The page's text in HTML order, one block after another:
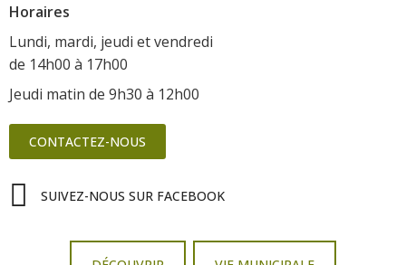
Horaires
Lundi, mardi, jeudi et vendredi
de 14h00 à 17h00
Jeudi matin de 9h30 à 12h00
CONTACTEZ-NOUS
SUIVEZ-NOUS SUR FACEBOOK